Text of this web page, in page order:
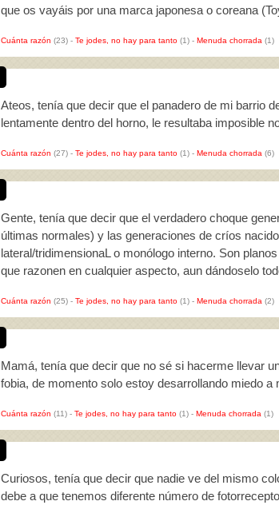
que os vayáis por una marca japonesa o coreana
Cuánta razón (23) - Te jodes, no hay para tanto (1) - Menuda chorrada (1)
Ateos, tenía que decir que el panadero de mi barrio
lentamente dentro del horno, le resultaba imposible
Cuánta razón (27) - Te jodes, no hay para tanto (1) - Menuda chorrada (6)
Gente, tenía que decir que el verdadero choque
últimas normales) y las generaciones de críos
lateral/tridimensionaL o monólogo interno. Son
que razonen en cualquier aspecto, aun dándoselo
Cuánta razón (25) - Te jodes, no hay para tanto (1) - Menuda chorrada (2)
Mamá, tenía que decir que no sé si hacerme llevar
fobia, de momento solo estoy desarrollando miedo a
Cuánta razón (11) - Te jodes, no hay para tanto (1) - Menuda chorrada (1)
Curiosos, tenía que decir que nadie ve del mismo
debe a que tenemos diferente número de